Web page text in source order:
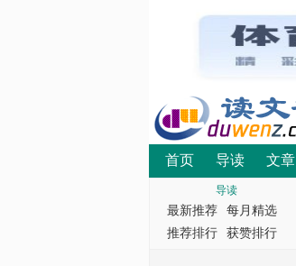
首页 导读 文章
导读
最新推荐
每月精选
推荐排行
获赞排行